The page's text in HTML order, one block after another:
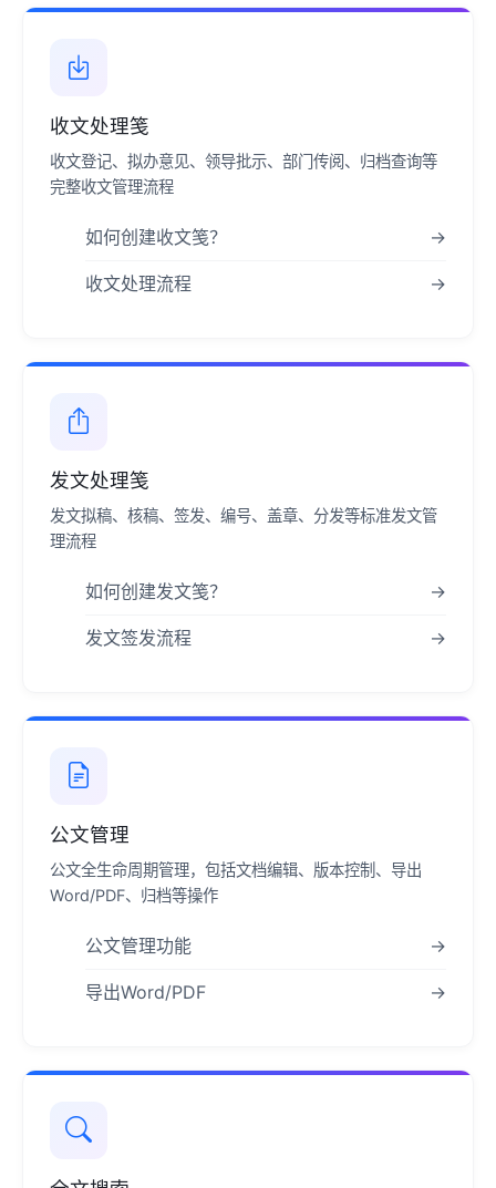
收文处理笺
收文登记、拟办意见、领导批示、部门传阅、归档查询等
完整收文管理流程
如何创建收文笺？ →
收文处理流程 →
发文处理笺
发文拟稿、核稿、签发、编号、盖章、分发等标准发文管
理流程
如何创建发文笺？ →
发文签发流程 →
公文管理
公文全生命周期管理，包括文档编辑、版本控制、导出
Word/PDF、归档等操作
公文管理功能 →
导出Word/PDF →